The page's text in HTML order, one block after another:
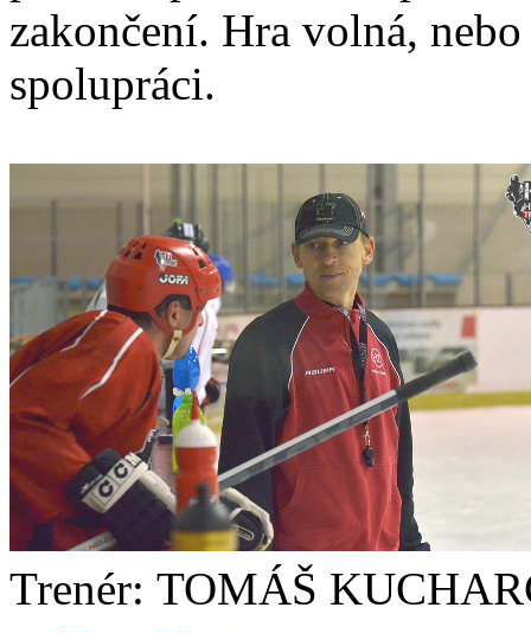
zakončení. Hra volná,
spolupráci.
Trenér: TOMÁŠ